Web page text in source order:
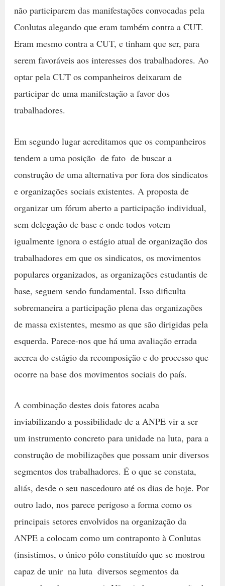
não participarem das manifestações convocadas pela
Conlutas alegando que eram também contra a CUT.
Eram mesmo contra a CUT, e tinham que ser, para
serem favoráveis aos interesses dos trabalhadores. Ao
optar pela CUT os companheiros deixaram de
participar de uma manifestação a favor dos
trabalhadores.
Em segundo lugar acreditamos que os companheiros
tendem a uma posição  de fato  de buscar a
construção de uma alternativa por fora dos sindicatos
e organizações sociais existentes. A proposta de
organizar um fórum aberto a participação individual,
sem delegação de base e onde todos votem
igualmente ignora o estágio atual de organização dos
trabalhadores em que os sindicatos, os movimentos
populares organizados, as organizações estudantis de
base, seguem sendo fundamental. Isso dificulta
sobremaneira a participação plena das organizações
de massa existentes, mesmo as que são dirigidas pela
esquerda. Parece-nos que há uma avaliação errada
acerca do estágio da recomposição e do processo que
ocorre na base dos movimentos sociais do país.
A combinação destes dois fatores acaba
inviabilizando a possibilidade de a ANPE vir a ser
um instrumento concreto para unidade na luta, para a
construção de mobilizações que possam unir diversos
segmentos dos trabalhadores. É o que se constata,
aliás, desde o seu nascedouro até os dias de hoje. Por
outro lado, nos parece perigoso a forma como os
principais setores envolvidos na organização da
ANPE a colocam como um contraponto à Conlutas
(insistimos, o único pólo constituído que se mostrou
capaz de unir  na luta  diversos segmentos da